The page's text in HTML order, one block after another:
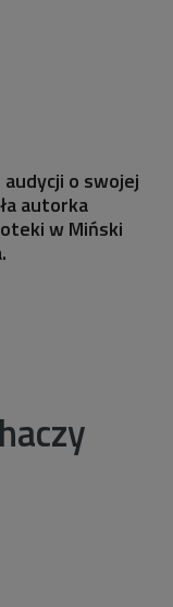
o swojej
autorka
w Miński